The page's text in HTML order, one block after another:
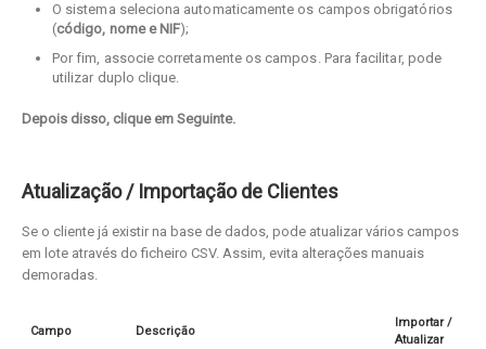
O sistema seleciona automaticamente os campos obrigatórios
(código, nome e NIF);
Por fim, associe corretamente os campos. Para facilitar, pode
utilizar duplo clique.
Depois disso, clique em Seguinte.
Atualização / Importação de Clientes
Se o cliente já existir na base de dados, pode atualizar vários campos
em lote através do ficheiro CSV. Assim, evita alterações manuais
demoradas.
Campo Descrição
Importar /
Atualizar